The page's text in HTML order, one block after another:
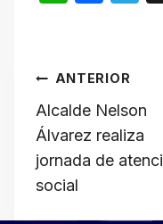
s
A
p
p
e
b
o
o
a
m
de
ANTERIOR
Alcalde Nelson
Álvarez realiza
jornada de
social